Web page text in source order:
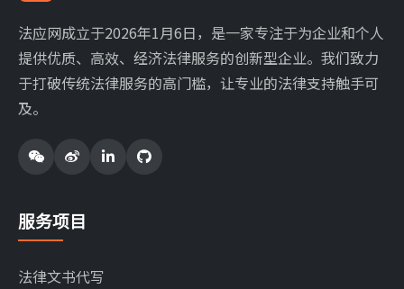
法应网成立于2026年1月6日，是一家专注于为企业和个人
提供优质、高效、经济法律服务的创新型企业。我们致力
于打破传统法律服务的高门槛，让专业的法律支持触手可
及。
服务项目
法律文书代写